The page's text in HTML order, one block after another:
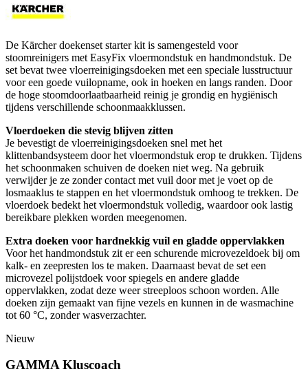
De Kärcher doekenset starter kit is samengesteld voor
stoomreinigers met EasyFix vloermondstuk en handmondstuk. De
set bevat twee vloerreinigingsdoeken met een speciale lusstructuur
voor een goede vuilopname, ook in hoeken en langs randen. Door
de hoge stoomdoorlaatbaarheid reinig je grondig en hygiënisch
tijdens verschillende schoonmaakklussen.
Vloerdoeken die stevig blijven zitten
Je bevestigt de vloerreinigingsdoeken snel met het
klittenbandsysteem door het vloermondstuk erop te drukken. Tijdens
het schoonmaken schuiven de doeken niet weg. Na gebruik
verwijder je ze zonder contact met vuil door met je voet op de
losmaaklus te stappen en het vloermondstuk omhoog te trekken. De
vloerdoek bedekt het vloermondstuk volledig, waardoor ook lastig
bereikbare plekken worden meegenomen.
Extra doeken voor hardnekkig vuil en gladde oppervlakken
Voor het handmondstuk zit er een schurende microvezeldoek bij om
kalk- en zeepresten los te maken. Daarnaast bevat de set een
microvezel polijstdoek voor spiegels en andere gladde
oppervlakken, zodat deze weer streeploos schoon worden. Alle
doeken zijn gemaakt van fijne vezels en kunnen in de wasmachine
tot 60 °C, zonder wasverzachter.
Nieuw
GAMMA Kluscoach